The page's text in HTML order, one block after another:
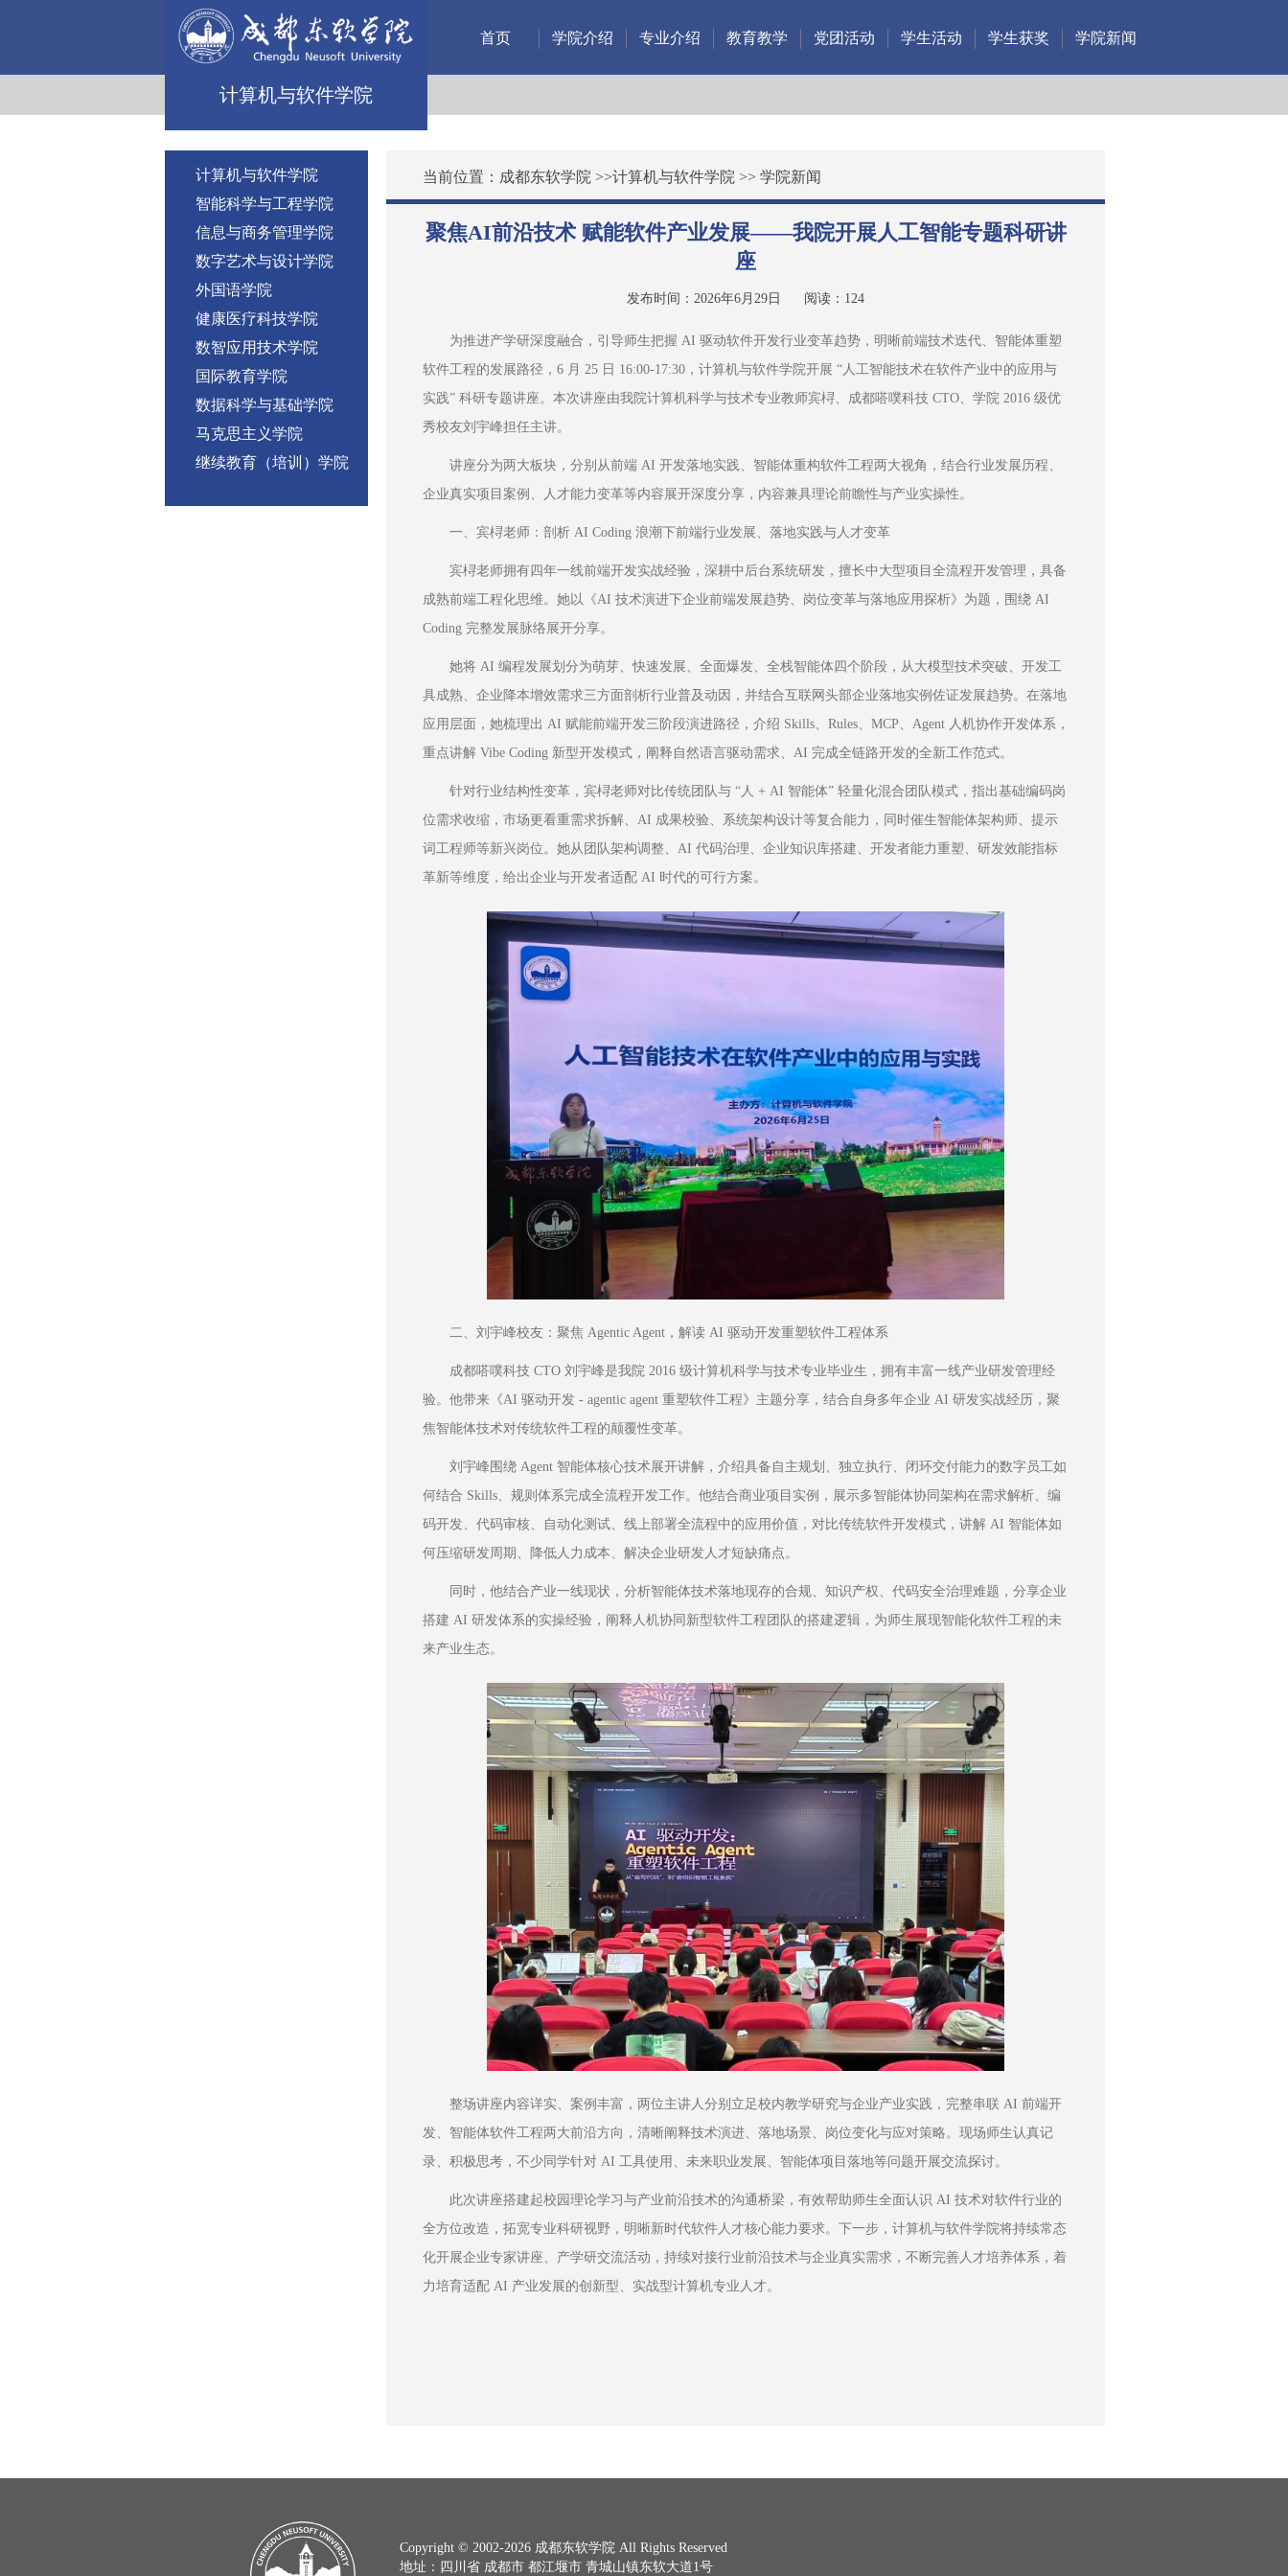
计算机与软件学院
首页 学院介绍 专业介绍 教育教学 党团活动 学生活动 学生获奖 学院新闻
计算机与软件学院
智能科学与工程学院
信息与商务管理学院
数字艺术与设计学院
外国语学院
健康医疗科技学院
数智应用技术学院
国际教育学院
数据科学与基础学院
马克思主义学院
继续教育（培训）学院
当前位置： 成都东软学院 >>计算机与软件学院 >> 学院新闻
聚焦AI前沿技术 赋能软件产业发展——我院开展人工智能专题科研讲
座
发布时间：2026年6月29日 阅读： 124
为推进产学研深度融合，引导师生把握 AI 驱动软件开发行业变革趋势，明晰前端技术迭代、智能体重塑
软件工程的发展路径，6 月 25 日 16:00-17:30，计算机与软件学院开展 “人工智能技术在软件产业中的应用与
实践” 科研专题讲座。本次讲座由我院计算机科学与技术专业教师宾桪、成都嗒噗科技 CTO、学院 2016 级优
秀校友刘宇峰担任主讲。
讲座分为两大板块，分别从前端 AI 开发落地实践、智能体重构软件工程两大视角，结合行业发展历程、
企业真实项目案例、人才能力变革等内容展开深度分享，内容兼具理论前瞻性与产业实操性。
一、宾桪老师：剖析 AI Coding 浪潮下前端行业发展、落地实践与人才变革
宾桪老师拥有四年一线前端开发实战经验，深耕中后台系统研发，擅长中大型项目全流程开发管理，具备
成熟前端工程化思维。她以《AI 技术演进下企业前端发展趋势、岗位变革与落地应用探析》为题，围绕 AI
Coding 完整发展脉络展开分享。
她将 AI 编程发展划分为萌芽、快速发展、全面爆发、全栈智能体四个阶段，从大模型技术突破、开发工
具成熟、企业降本增效需求三方面剖析行业普及动因，并结合互联网头部企业落地实例佐证发展趋势。在落地
应用层面，她梳理出 AI 赋能前端开发三阶段演进路径，介绍 Skills、Rules、MCP、Agent 人机协作开发体系，
重点讲解 Vibe Coding 新型开发模式，阐释自然语言驱动需求、AI 完成全链路开发的全新工作范式。
针对行业结构性变革，宾桪老师对比传统团队与 “人 + AI 智能体” 轻量化混合团队模式，指出基础编码岗
位需求收缩，市场更看重需求拆解、AI 成果校验、系统架构设计等复合能力，同时催生智能体架构师、提示
词工程师等新兴岗位。她从团队架构调整、AI 代码治理、企业知识库搭建、开发者能力重塑、研发效能指标
革新等维度，给出企业与开发者适配 AI 时代的可行方案。
二、刘宇峰校友：聚焦 Agentic Agent，解读 AI 驱动开发重塑软件工程体系
成都嗒噗科技 CTO 刘宇峰是我院 2016 级计算机科学与技术专业毕业生，拥有丰富一线产业研发管理经
验。他带来《AI 驱动开发 - agentic agent 重塑软件工程》主题分享，结合自身多年企业 AI 研发实战经历，聚
焦智能体技术对传统软件工程的颠覆性变革。
刘宇峰围绕 Agent 智能体核心技术展开讲解，介绍具备自主规划、独立执行、闭环交付能力的数字员工如
何结合 Skills、规则体系完成全流程开发工作。他结合商业项目实例，展示多智能体协同架构在需求解析、编
码开发、代码审核、自动化测试、线上部署全流程中的应用价值，对比传统软件开发模式，讲解 AI 智能体如
何压缩研发周期、降低人力成本、解决企业研发人才短缺痛点。
同时，他结合产业一线现状，分析智能体技术落地现存的合规、知识产权、代码安全治理难题，分享企业
搭建 AI 研发体系的实操经验，阐释人机协同新型软件工程团队的搭建逻辑，为师生展现智能化软件工程的未
来产业生态。
整场讲座内容详实、案例丰富，两位主讲人分别立足校内教学研究与企业产业实践，完整串联 AI 前端开
发、智能体软件工程两大前沿方向，清晰阐释技术演进、落地场景、岗位变化与应对策略。现场师生认真记
录、积极思考，不少同学针对 AI 工具使用、未来职业发展、智能体项目落地等问题开展交流探讨。
此次讲座搭建起校园理论学习与产业前沿技术的沟通桥梁，有效帮助师生全面认识 AI 技术对软件行业的
全方位改造，拓宽专业科研视野，明晰新时代软件人才核心能力要求。下一步，计算机与软件学院将持续常态
化开展企业专家讲座、产学研交流活动，持续对接行业前沿技术与企业真实需求，不断完善人才培养体系，着
力培育适配 AI 产业发展的创新型、实战型计算机专业人才。
Copyright © 2002-2026 成都东软学院 All Rights Reserved
地址：四川省 成都市 都江堰市 青城山镇东软大道1号